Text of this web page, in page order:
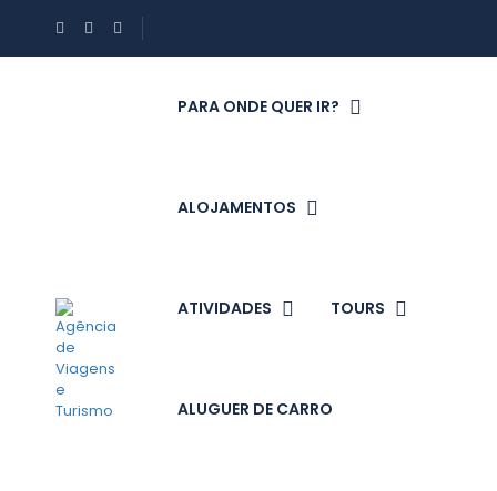
PARA ONDE QUER IR?
ALOJAMENTOS
ATIVIDADES TOURS
ALUGUER DE CARRO